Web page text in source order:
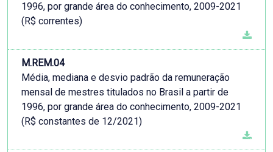
1996, por grande área do conhecimento, 2009-2021
(R$ correntes)
M.REM.04
Média, mediana e desvio padrão da remuneração
mensal de mestres titulados no Brasil a partir de
1996, por grande área do conhecimento, 2009-2021
(R$ constantes de 12/2021)